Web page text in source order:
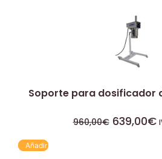
Soporte para dosificador
960,00€ 639,00€
Añadir